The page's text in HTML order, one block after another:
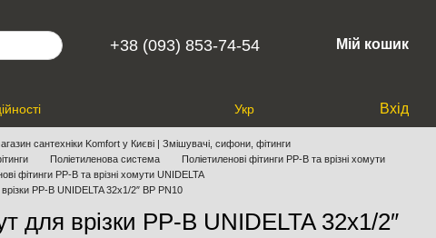
+38 (093) 853-74-54 Мій кошик
Укр Вхід
сантехніки Komfort у Києві | Змішувачі, сифони, фітинги
Поліетиленова система
Поліетиленові фітинги PP-B та врізні хомути
фітинги PP-B та врізні хомути UNIDELTA
PP-B UNIDELTA 32х1/2″ ВР PN10
для врізки PP-B UNIDELTA 32х1/2″